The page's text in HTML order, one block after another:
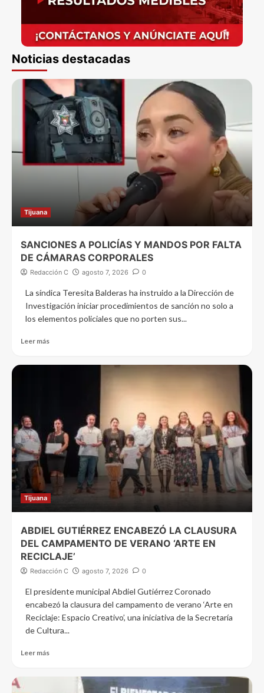
Noticias destacadas
Tijuana
SANCIONES A POLICÍAS Y MANDOS POR FALTA
DE CÁMARAS CORPORALES
Redacción C agosto 7, 2026 0
La síndica Teresita Balderas ha instruido a la Dirección de
Investigación iniciar procedimientos de sanción no solo a
los elementos policiales que no porten sus...
Leer más
Tijuana
ABDIEL GUTIÉRREZ ENCABEZÓ LA CLAUSURA
DEL CAMPAMENTO DE VERANO ‘ARTE EN
RECICLAJE’
Redacción C agosto 7, 2026 0
El presidente municipal Abdiel Gutiérrez Coronado
encabezó la clausura del campamento de verano ‘Arte en
Reciclaje: Espacio Creativo’, una iniciativa de la Secretaría
de Cultura...
Leer más